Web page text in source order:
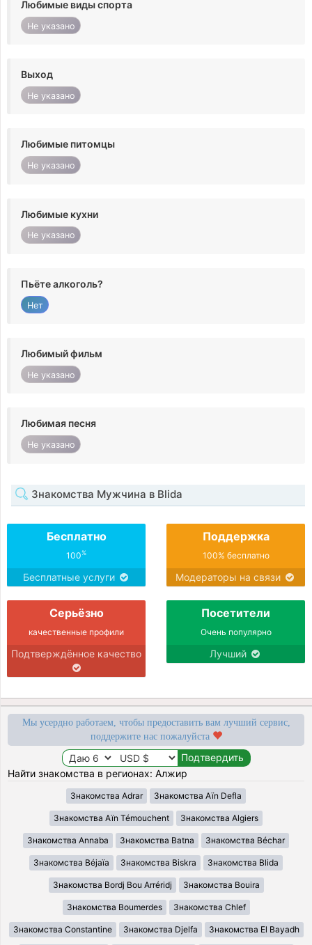
Любимые виды спорта
Не указано
Выход
Не указано
Любимые питомцы
Не указано
Любимые кухни
Не указано
Пьёте алкоголь?
Нет
Любимый фильм
Не указано
Любимая песня
Не указано
Знакомства Мужчина в Blida
Бесплатно
100%
Бесплатные услуги
Поддержка
100% бесплатно
Модераторы на связи
Серьёзно
качественные профили
Подтверждённое качество
Посетители
Очень популярно
Лучший
Мы усердно работаем, чтобы предоставить вам лучший сервис,
поддержите нас пожалуйста
Найти знакомства в регионах: Алжир
Знакомства Adrar Знакомства Aïn Defla
Знакомства Aïn Témouchent Знакомства Algiers
Знакомства Annaba Знакомства Batna Знакомства Béchar
Знакомства Béjaïa Знакомства Biskra Знакомства Blida
Знакомства Bordj Bou Arréridj Знакомства Bouira
Знакомства Boumerdes Знакомства Chlef
Знакомства Constantine Знакомства Djelfa Знакомства El Bayadh